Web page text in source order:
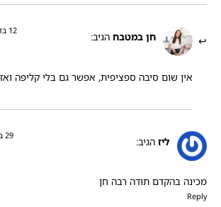
חן במטבח הגיב:
12 בדצמבר 2021 בשעה 14:11
אין שום סיבה ספציפית, אפשר גם בלי קליפה ואז
ליז הגיב:
29 בנובמבר 2021 בשעה 0:40
מכינה בהקדם תודה רבה חן
Reply